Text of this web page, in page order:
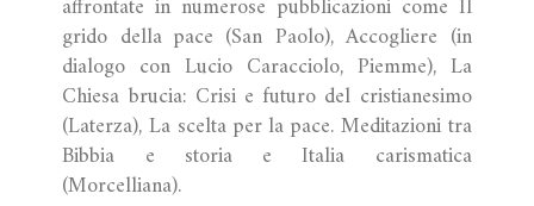
affrontate in numerose pubblicazioni come Il
grido della pace (San Paolo), Accogliere (in
dialogo con Lucio Caracciolo, Piemme), La
Chiesa brucia: Crisi e futuro del cristianesimo
(Laterza), La scelta per la pace. Meditazioni tra
Bibbia e storia e Italia carismatica
(Morcelliana).